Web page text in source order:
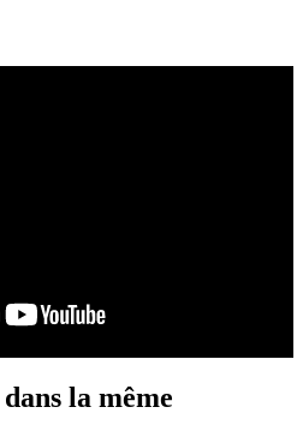
la même